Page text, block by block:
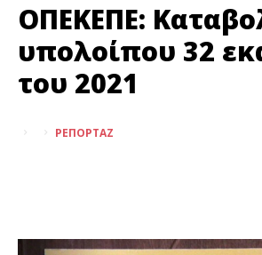
ΟΠΕΚΕΠΕ:
υπολοίπου 32
του 2021
ΡΕΠΟΡΤΆΖ